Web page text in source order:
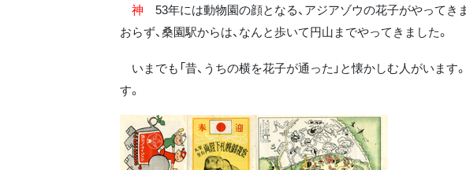
神 53年には動物園の顔となる、アジアゾウの花子がやってき
おらず、桑園駅からは、なんと歩いて円山までやってきました。
いまでも「昔、うちの横を花子が通った」と懐かしむ人がいま
す。